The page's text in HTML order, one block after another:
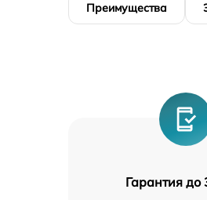
Преимущества
Гарантия до